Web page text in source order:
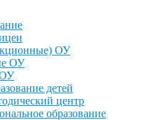
ОУ
ОУ
ОУ
детей
центр
образование